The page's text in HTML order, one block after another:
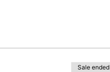
Sale ended